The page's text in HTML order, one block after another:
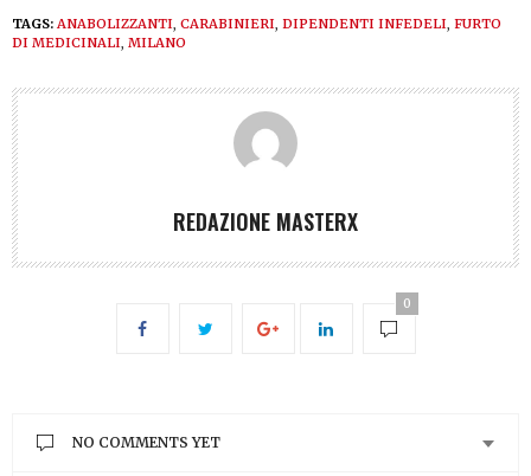
TAGS: ANABOLIZZANTI, CARABINIERI, DIPENDENTI INFEDELI, FURTO
DI MEDICINALI, MILANO
REDAZIONE MASTERX
0
NO COMMENTS YET